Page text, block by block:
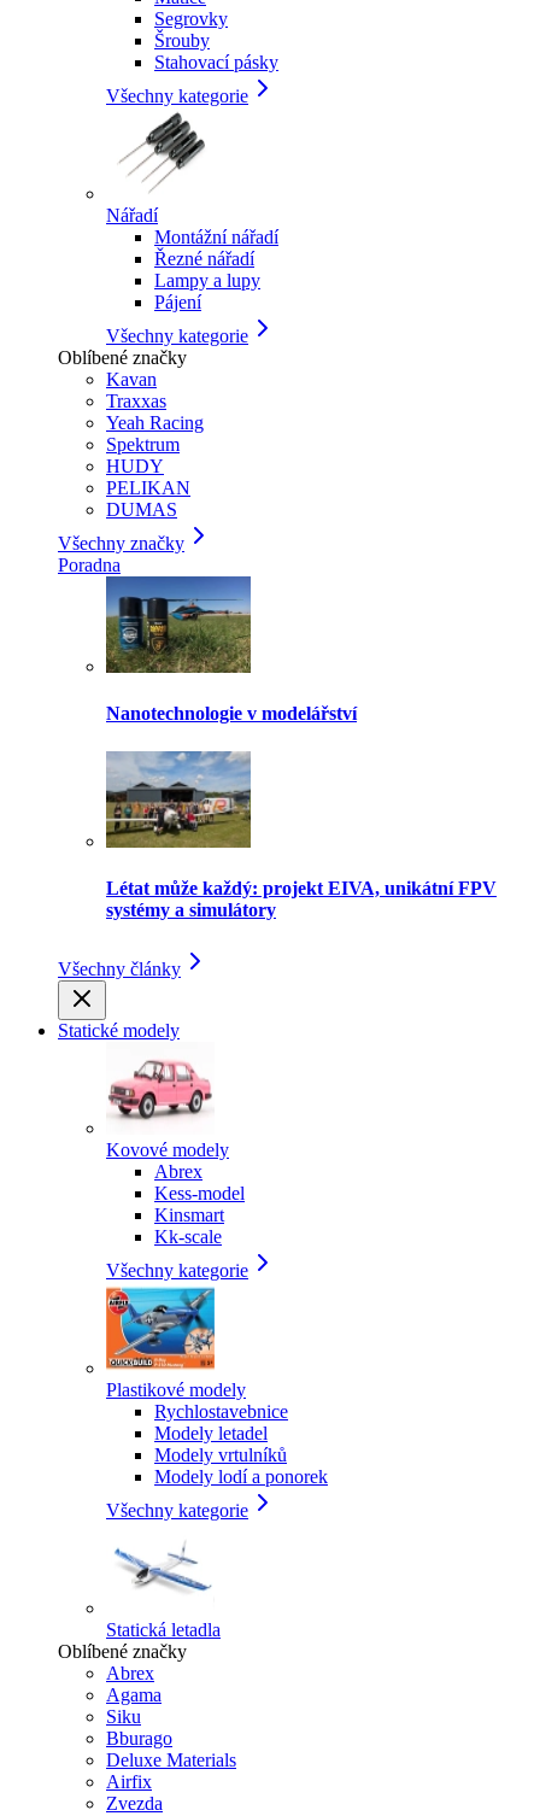
Segrovky
Šrouby
Stahovací pásky
Všechny kategorie
Nářadí
Montážní nářadí
Řezné nářadí
Lampy a lupy
Pájení
Všechny kategorie
Oblíbené značky
Kavan
Traxxas
Yeah Racing
Spektrum
HUDY
PELIKAN
DUMAS
Všechny značky
Poradna
Nanotechnologie v modelářství
Létat může každý: projekt EIVA, unikátní FPV
systémy a simulátory
Všechny články
Statické modely
Kovové modely
Abrex
Kess-model
Kinsmart
Kk-scale
Všechny kategorie
Plastikové modely
Rychlostavebnice
Modely letadel
Modely vrtulníků
Modely lodí a ponorek
Všechny kategorie
Statická letadla
Oblíbené značky
Abrex
Agama
Siku
Bburago
Deluxe Materials
Airfix
Zvezda